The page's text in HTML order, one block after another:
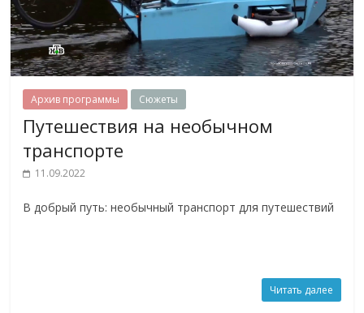
Архив программы Сюжеты
Путешествия на необычном
транспорте
11.09.2022
В добрый путь: необычный транспорт для путешествий
Читать далее